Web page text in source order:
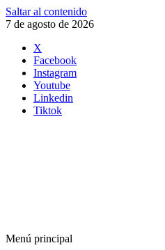
Saltar al contenido
7 de agosto de 2026
X
Facebook
Instagram
Youtube
Linkedin
Tiktok
Menú principal